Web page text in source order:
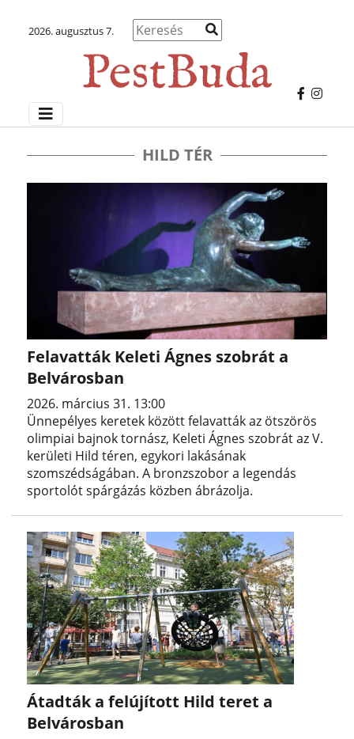
2026. augusztus 7.
HILD TÉR
Felavatták Keleti Ágnes szobrát a
Belvárosban
2026. március 31. 13:00
Ünnepélyes keretek között felavatták az ötszörös
olimpiai bajnok tornász, Keleti Ágnes szobrát az V.
kerületi Hild téren, egykori lakásának
szomszédságában. A bronzszobor a legendás
sportolót spárgázás közben ábrázolja.
Átadták a felújított Hild teret a
Belvárosban